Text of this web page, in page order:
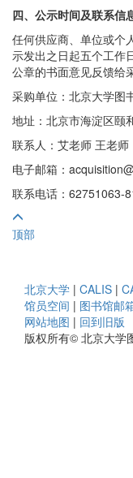
四、公示时间及联系信
任何供应商、单位或个
示发出之日起五个工作
公章的书面意见反馈给
采购单位：北京大学图
地址：北京市海淀区颐
联系人：艾老师 王老师
电子邮箱：
联系电话：
顶部
北京大学 | CALIS |
馆员空间 | 图书馆邮
网站地图 | 回到旧版
版权所有© 北京大学